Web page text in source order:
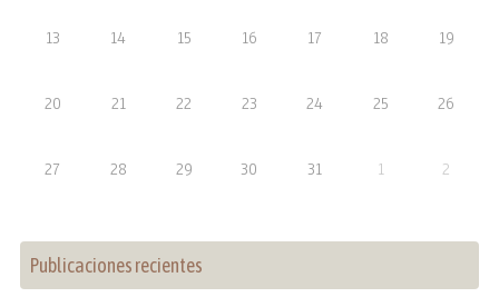
13 14 15 16 17 18 19
20 21 22 23 24 25 26
27 28 29 30 31 1 2
Publicaciones recientes